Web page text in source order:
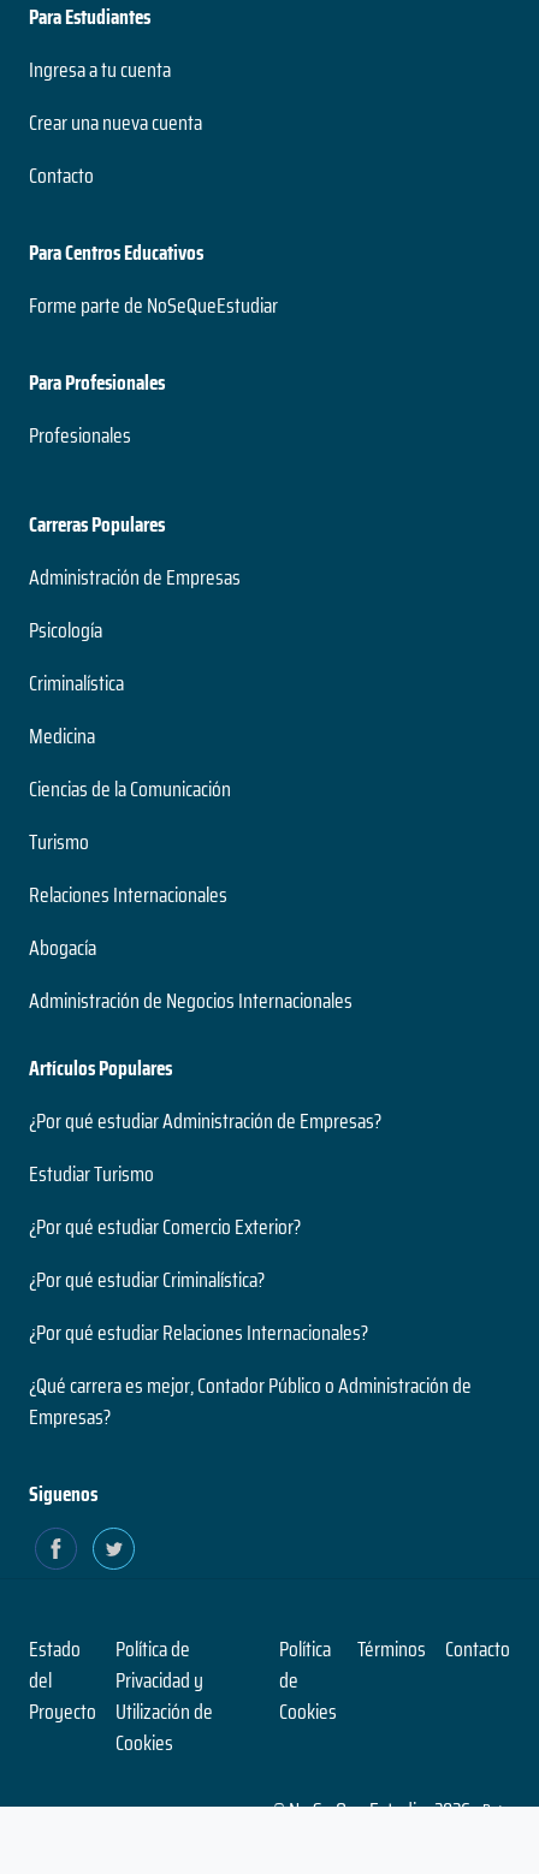
Para Estudiantes
Ingresa a tu cuenta
Crear una nueva cuenta
Contacto
Para Centros Educativos
Forme parte de NoSeQueEstudiar
Para Profesionales
Profesionales
Carreras Populares
Administración de Empresas
Psicología
Criminalística
Medicina
Ciencias de la Comunicación
Turismo
Relaciones Internacionales
Abogacía
Administración de Negocios Internacionales
Artículos Populares
¿Por qué estudiar Administración de Empresas?
Estudiar Turismo
¿Por qué estudiar Comercio Exterior?
¿Por qué estudiar Criminalística?
¿Por qué estudiar Relaciones Internacionales?
¿Qué carrera es mejor, Contador Público o Administración de
Empresas?
Siguenos
Estado
del
Proyecto
Política de
Privacidad y
Utilización de
Cookies
Política
de
Cookies
Términos Contacto
© No Se Que Estudiar 2026- Beta